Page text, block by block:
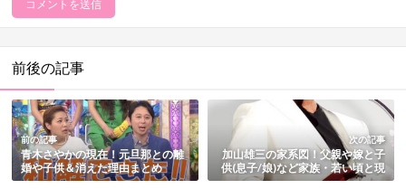
前後の記事
前の記事
青木さやかの現在！元旦那との離
婚や子供＆消えた理由まとめ
次の記事
加山雄三の家系図！父親や嫁と子
供(息子/娘)など家族・若い頃と現
在も総まとめ